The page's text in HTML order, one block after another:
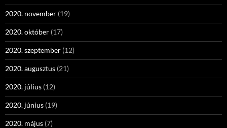
2020. november (19)
2020. október (17)
2020. szeptember (12)
2020. augusztus (21)
2020. július (12)
2020. június (19)
2020. május (7)